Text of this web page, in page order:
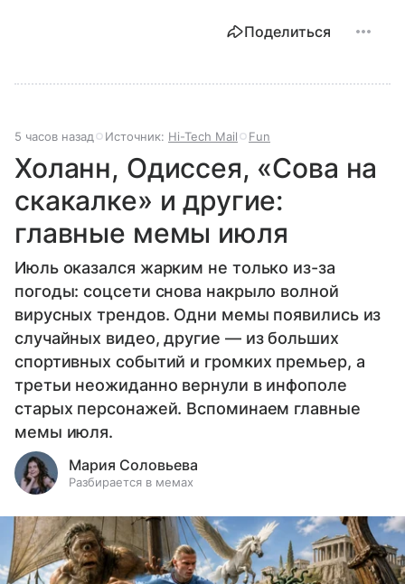
Поделиться
5 часов назад Источник: Hi-Tech Mail Fun
Холанн, Одиссея, «Сова на
скакалке» и другие:
главные мемы июля
Июль оказался жарким не только из-за
погоды: соцсети снова накрыло волной
вирусных трендов. Одни мемы появились из
случайных видео, другие — из больших
спортивных событий и громких премьер, а
третьи неожиданно вернули в инфополе
старых персонажей. Вспоминаем главные
мемы июля.
Мария Соловьева
Разбирается в мемах